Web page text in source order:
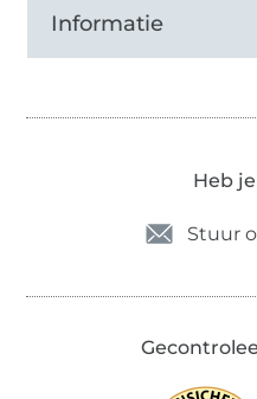
Informatie
Heb
Stuur